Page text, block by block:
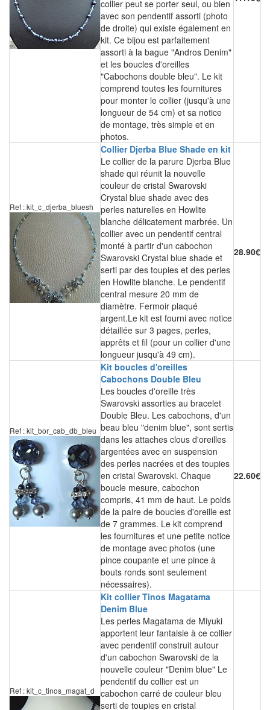
collier peut se porter seul, ou bien
avec son pendentif assorti (photo
de droite) qui existe également en
kit. Ce bijou est parfaitement
assorti à la bague "Andros Denim"
et les boucles d'oreilles
"Cabochons double bleu". Le kit
comprend toutes les fournitures
pour monter le collier (jusqu'à une
longueur de 54 cm) et sa notice
de montage, très simple et en
photos.
Ref : kit_c_djerba_bluesh
Collier Djerba Blue Shade en kit
Le collier de la parure Djerba Blue
shade qui réunit la nouvelle
couleur de cristal Swarovski
Crystal blue shade avec des
perles naturelles en Howlite
blanche délicatement marbrée. Un
collier avec un pendentif central
monté à partir d'un cabochon
Swarovski Crystal blue shade et
serti par des toupies et des perles
en Howlite blanche. Le pendentif
central mesure 20 mm de
diamètre. Fermoir plaqué
argent.Le kit est fourni avec notice
détaillée sur 3 pages, perles,
apprêts et fil (pour un collier d'une
longueur jusqu'à 49 cm).
28.90€
Ref : kit_bor_cab_db_bleu
Kit boucles d'oreilles
Cabochons Double Bleu
Les boucles d'oreille très
Swarovski assorties au bracelet
Double Bleu. Les cabochons, d'un
beau bleu "denim blue", sont sertis
dans les attaches clous d'oreilles
argentées avec en suspension
des perles nacrées et des toupies
en cristal Swarovski. Chaque
boucle mesure, cabochon
compris, 41 mm de haut. Le poids
de la paire de boucles d'oreille est
de 7 grammes. Le kit comprend
les fournitures et une petite notice
de montage avec photos (une
pince coupante et une pince à
bouts ronds sont seulement
nécessaires).
22.60€
Ref : kit_c_tinos_magat_d
Kit collier Tinos Magatama
Denim Blue
Les perles Magatama de Miyuki
apportent leur fantaisie à ce collier
avec pendentif construit autour
d'un cabochon Swarovski de la
nouvelle couleur "Denim blue" Le
pendentif du collier est un
cabochon carré de couleur bleu
serti de toupies en cristal